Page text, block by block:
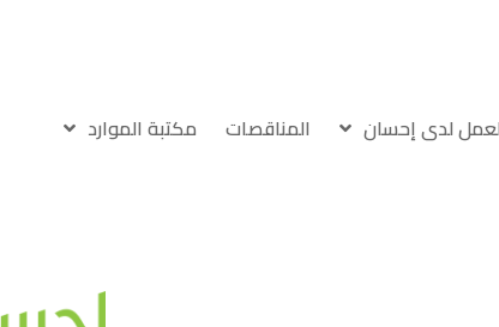
لدى إحسان المناقصات مكتبة الموارد